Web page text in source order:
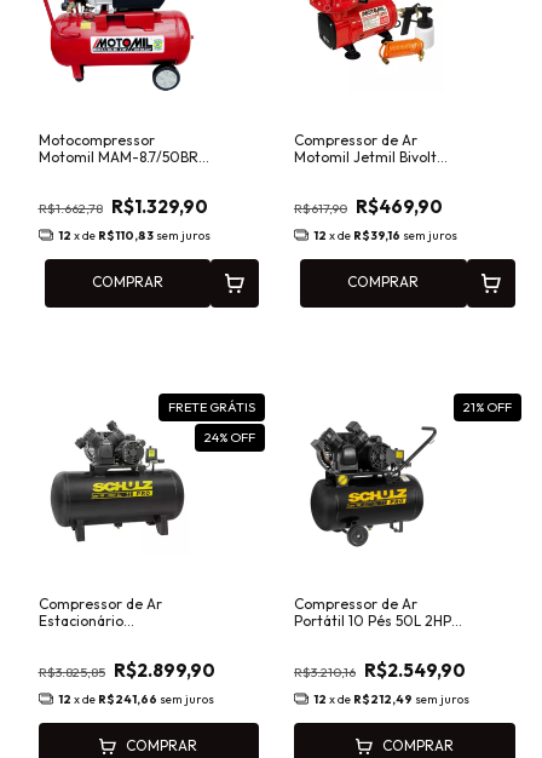
Motocompressor
Motomil MAM-8.7/50BR
Ferramentas
Pneumáticas
R$1.662,78 R$1.329,90
12 x de R$110,83 sem juros
COMPRAR
Compressor de Ar
Motomil Jetmil Bivolt
R$617,90 R$469,90
12 x de R$39,16 sem juros
COMPRAR
FRETE GRÁTIS
24% OFF
Compressor de Ar
Estacionário
Schulz
R$3.825,85 R$2.899,90
12 x de R$241,66 sem juros
COMPRAR
21% OFF
Compressor de Ar
Portátil 10 Pés 50L 2HP
R$3.210,16 R$2.549,90
12 x de R$212,49 sem juros
COMPRAR